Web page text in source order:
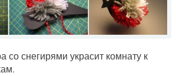
со снегирями украсит комнату к